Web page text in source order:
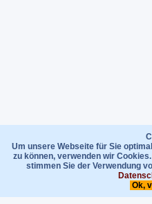
Um unsere Webseite für Sie
zu können, verwenden wir
stimmen Sie der Verwendung
Ok,